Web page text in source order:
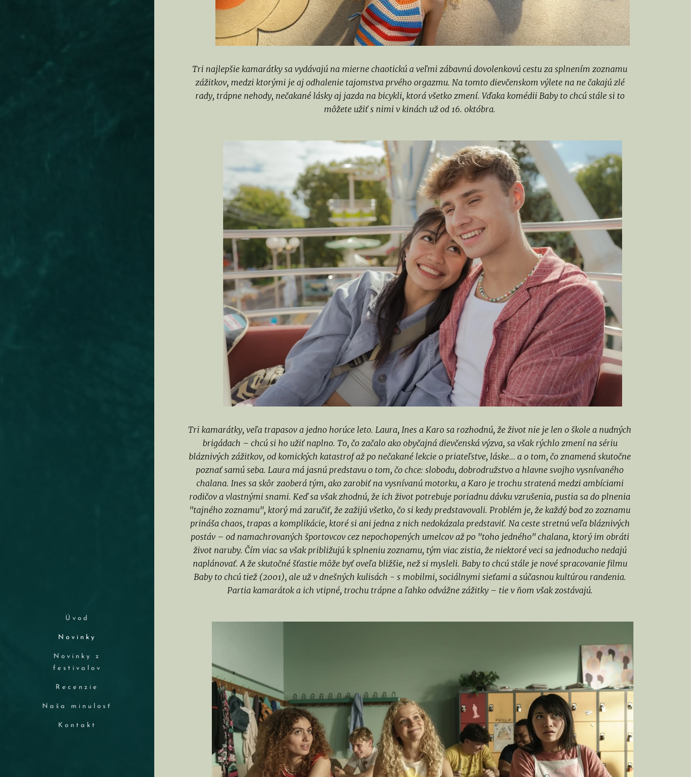
Úvod
Novinky
Novinky z
festivalov
Recenzie
Naša minulosť
Kontakt
Tri najlepšie kamarátky sa vydávajú na mierne chaotickú a veľmi zábavnú dovolenkovú cestu za splnením zoznamu
zážitkov, medzi ktorými je aj odhalenie tajomstva prvého orgazmu. Na tomto dievčenskom výlete na ne čakajú zlé
rady, trápne nehody, nečakané lásky aj jazda na bicykli, ktorá všetko zmení. Vďaka komédii Baby to chcú stále si to
môžete užiť s nimi v kinách už od 16. októbra.
Tri kamarátky, veľa trapasov a jedno horúce leto. Laura, Ines a Karo sa rozhodnú, že život nie je len o škole a nudných
brigádach – chcú si ho užiť naplno. To, čo začalo ako obyčajná dievčenská výzva, sa však rýchlo zmení na sériu
bláznivých zážitkov, od komických katastrof až po nečakané lekcie o priateľstve, láske… a o tom, čo znamená skutočne
poznať samú seba. Laura má jasnú predstavu o tom, čo chce: slobodu, dobrodružstvo a hlavne svojho vysnívaného
chalana. Ines sa skôr zaoberá tým, ako zarobiť na vysnívanú motorku, a Karo je trochu stratená medzi ambíciami
rodičov a vlastnými snami. Keď sa však zhodnú, že ich život potrebuje poriadnu dávku vzrušenia, pustia sa do plnenia
"tajného zoznamu", ktorý má zaručiť, že zažijú všetko, čo si kedy predstavovali. Problém je, že každý bod zo zoznamu
prináša chaos, trapas a komplikácie, ktoré si ani jedna z nich nedokázala predstaviť. Na ceste stretnú veľa bláznivých
postáv – od namachrovaných športovcov cez nepochopených umelcov až po "toho jedného" chalana, ktorý im obráti
život naruby. Čím viac sa však približujú k splneniu zoznamu, tým viac zistia, že niektoré veci sa jednoducho nedajú
naplánovať. A že skutočné šťastie môže byť oveľa bližšie, než si mysleli. Baby to chcú stále je nové spracovanie filmu
Baby to chcú tiež (2001), ale už v dnešných kulisách - s mobilmi, sociálnymi sieťami a súčasnou kultúrou randenia.
Partia kamarátok a ich vtipné, trochu trápne a ľahko odvážne zážitky – tie v ňom však zostávajú.